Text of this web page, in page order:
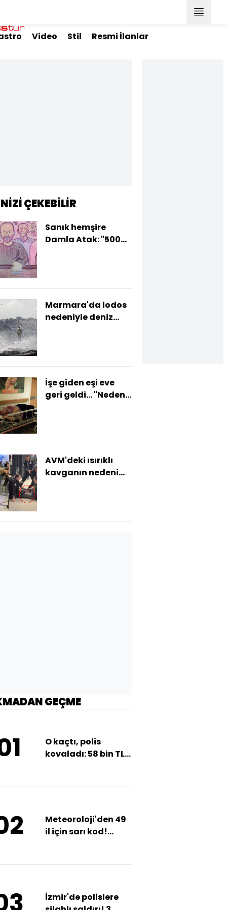
Video Stil Resmi İlanlar
ÇEKEBİLİR
Sanık hemşire
Damla Atak: "500
Marmara'da lodos
nedeniyle deniz
İşe giden eşi eve
geri geldi... "Neden
AVM'deki ısırıklı
kavganın nedeni
GEÇME
O kaçtı, polis
kovaladı: 58 bin TL
Meteoroloji'den 49
il için sarı kod!
İzmir'de polislere